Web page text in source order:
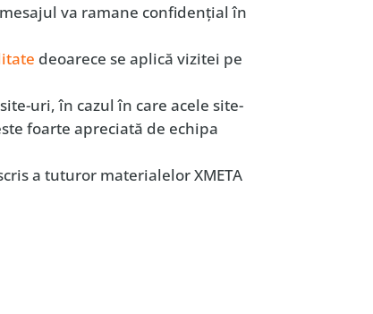
va ramane confidenţial în
deoarece se aplică vizitei pe
uri, în cazul în care acele site-
foarte apreciată de echipa
a tuturor materialelor XMETA